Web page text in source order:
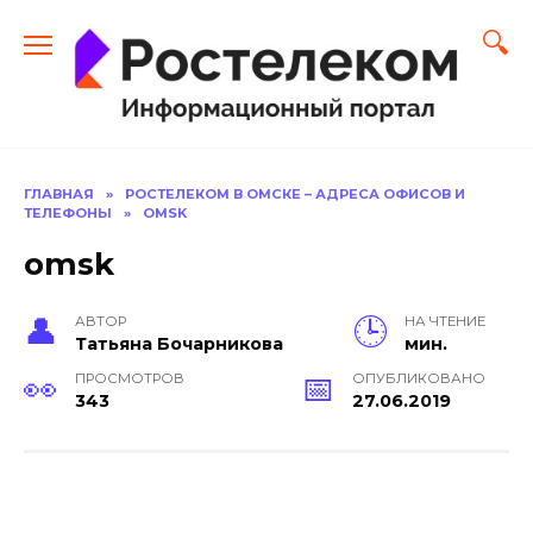
содержанию
ГЛАВНАЯ »
РОСТЕЛЕКОМ В ОМСКЕ – АДРЕСА ОФИСОВ И
ТЕЛЕФОНЫ
» OMSK
omsk
АВТОР
Тать­яна Бо­чар­ни­кова
НА ЧТЕНИЕ
мин.
ПРОСМОТРОВ
343
ОПУБЛИКОВАНО
27.06.2019